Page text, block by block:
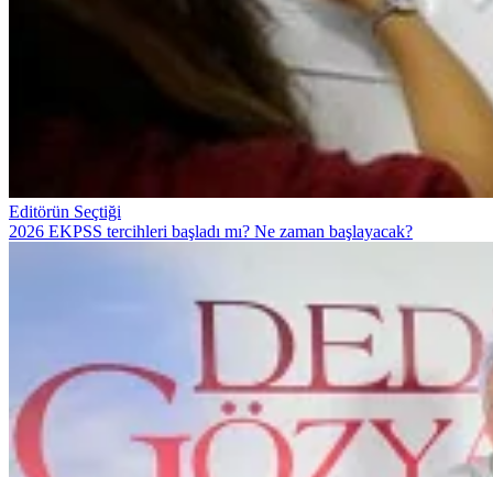
Editörün Seçtiği
2026 EKPSS tercihleri başladı mı? Ne zaman başlayacak?